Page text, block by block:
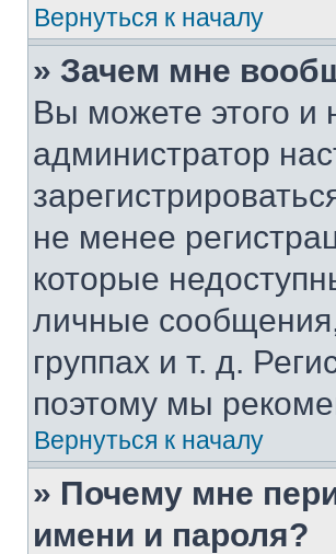
Вернуться к началу
» Зачем мне
Вы можете этого и
администратор
не менее
которые
личные
группах и т. д.
поэтому мы
Вернуться к началу
» Почему мне
имени и пароля?